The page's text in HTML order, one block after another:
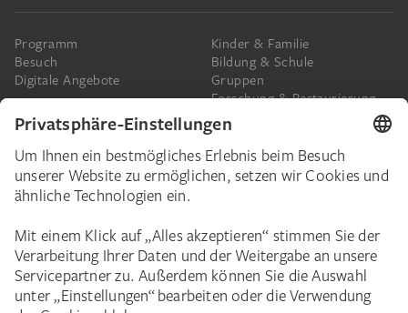
Programm
Besuch
Digitale Angebote
Kinder & Familie
Bildung & Schule
Gruppen
Forschung & Restaurierung
Presse
Das Städel
Spenden
Schenkungen & Nachlass
Corporate Events
Städelverein
Karriere
Städel Stories
Newsletter